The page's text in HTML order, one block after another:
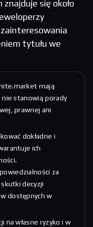
się około
tytułu we
mają
nie stanowią porady
prawnej ani
dokładne i
ich
za
skutki decyzji
dostępnych w
na własne ryzyko i w